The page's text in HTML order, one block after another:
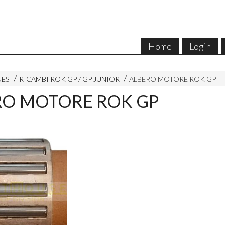
Home Login
RICAMBI ROK GP / GP JUNIOR ALBERO MOTORE ROK GP
MOTORE ROK GP